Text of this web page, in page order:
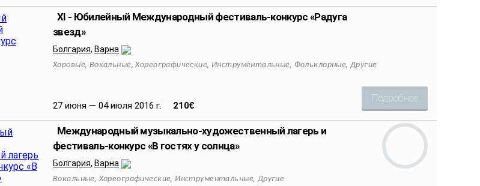
ХI - Юбилейный Международный фестиваль-конкурс «Радуга
звезд»
Болгария, Варна
Хоровые, Вокальные,Хореографические, Инструментальные, Фольклорные, Другие
27 июня — 04 июля 2016 г. 210€
Подробнее
Международный музыкально-художественный лагерь и
фестиваль-конкурс «В гостях у солнца»
Болгария, Варна
Вокальные, Хореографические, Инструментальные, Другие